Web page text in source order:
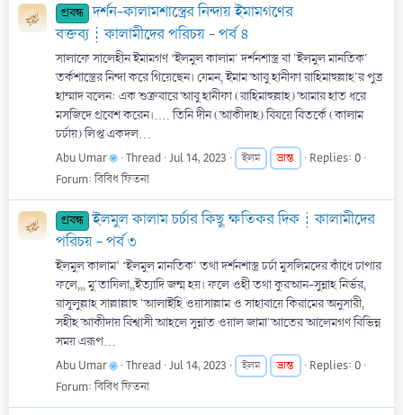
প্রবন্ধ দর্শন-কালামশাস্ত্রের নিন্দায় ইমামগণের
বক্তব্য┊কালামীদের পরিচয় - পর্ব ৪
সালাফে সালেহীন ইমামগণ ‘ইলমুল কালাম' দর্শনশাস্ত্র বা 'ইলমুল মানতিক'
তর্কশাস্ত্রের নিন্দা করে গিয়েছেন। যেমন, ইমাম আবু হানীফা রাহিমাহুল্লাহ'র পুত্র
হাম্মাদ বলেন: এক শুক্রবারে আবু হানীফা (রাহিমাহুল্লাহ) আমার হাত ধরে
মসজিদে প্রবেশ করেন।.... তিনি দীন (আকীদাহ) বিষয়ে বিতর্কে (কালাম
চর্চায়) লিপ্ত একদল...
Abu Umar Thread Jul 14, 2023 ইলম ভ্রান্ত
Replies: 0
Forum:বিবিধ ফিতনা
প্রবন্ধ ইলমুল কালাম চর্চার কিছু ক্ষতিকর দিক┊কালামীদের
পরিচয় - পর্ব ৩
ইলমুল কালাম’ ‘ইলমুল মানতিক' তথা দর্শনশাস্ত্র চর্চা মুসলিমদের কাঁধে চাপার
ফলে,,, মু'তাযিলা,,ইত্যাদি জন্ম হয়। ফলে ওহী তথা কুরআন-সুন্নাহ নির্ভর,
রাসূলুল্লাহ সাল্লাল্লাহু 'আলাইহি ওয়াসাল্লাম ও সাহাবায়ে কিরামের অনুসারী,
সহীহ আকীদায় বিশ্বাসী আহলে সুন্নাত ওয়াল জামা'আতের আলেমগণ বিভিন্ন
সময় এরূপ...
Abu Umar Thread Jul 14, 2023 ইলম ভ্রান্ত
Replies: 0
Forum:বিবিধ ফিতনা